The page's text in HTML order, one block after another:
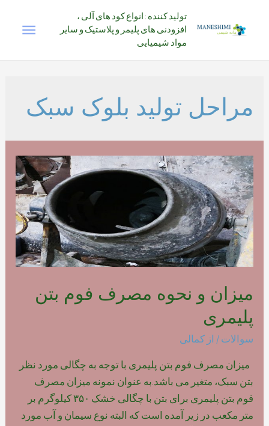
تولید کننده : انواع کود های آلی ،
افزودنی های پلیمر و پلاستیک و سایر
مواد شیمیایی
مراحل تولید بلوک سبک
میزان و نحوه مصرف فوم بتن
پلیمری
سوالات / از کمالی
میزان مصرف فوم بتن پلیمری با توجه به چگالی مورد نظر
بتن سبک، متغیر می باشد.به عنوان نمونه میزان مصرف
فوم بتن پلیمری برای بتن با چگالی خشک ۳۵۰ کیلوگرم بر
متر مکعب در زیر آمده است که البته نوع سیمان و آب مورد